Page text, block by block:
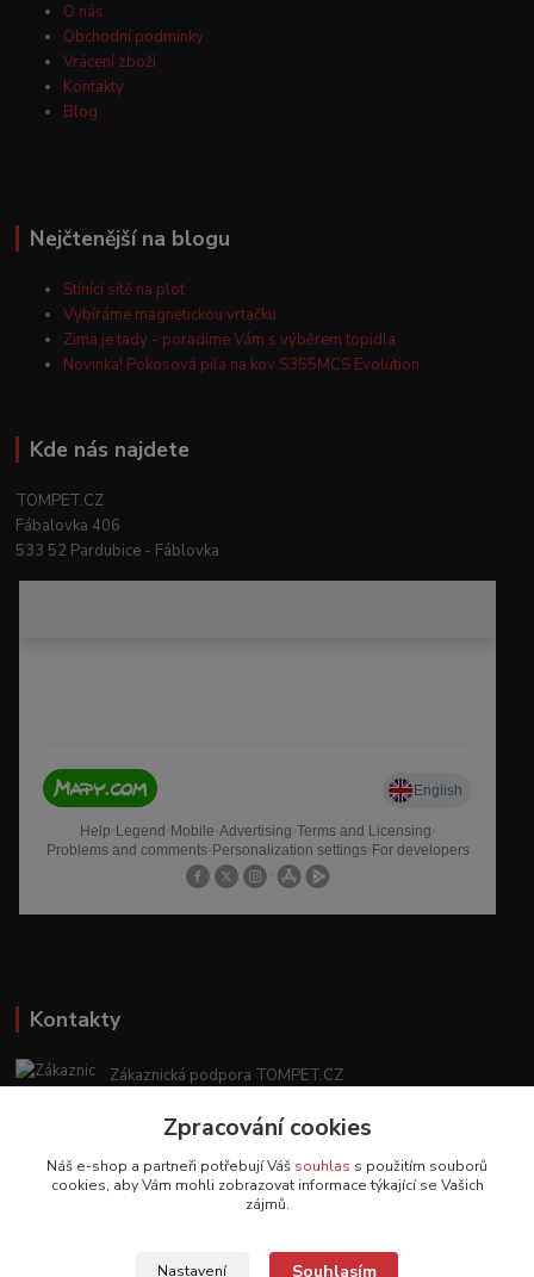
O nás
Obchodní podmínky
Vrácení zboží
Kontakty
Blog
Nejčtenější na blogu
Stínící sítě na plot
Vybíráme magnetickou vrtačku
Zima je tady - poradíme Vám s výběrem topidla
Novinka! Pokosová pila na kov S355MCS Evolution
Kde nás najdete
TOMPET.CZ
Fábalovka 406
533 52 Pardubice - Fáblovka
Kontakty
Zákaznická podpora TOMPET.CZ
(Po-Ne, 8-20 hod.)
obchod@tompet.cz
Zpracování cookies
Náš e-shop a partneři potřebují Váš souhlas s použitím souborů
cookies, aby Vám mohli zobrazovat informace týkající se Vašich
zájmů.
Nastavení Souhlasím